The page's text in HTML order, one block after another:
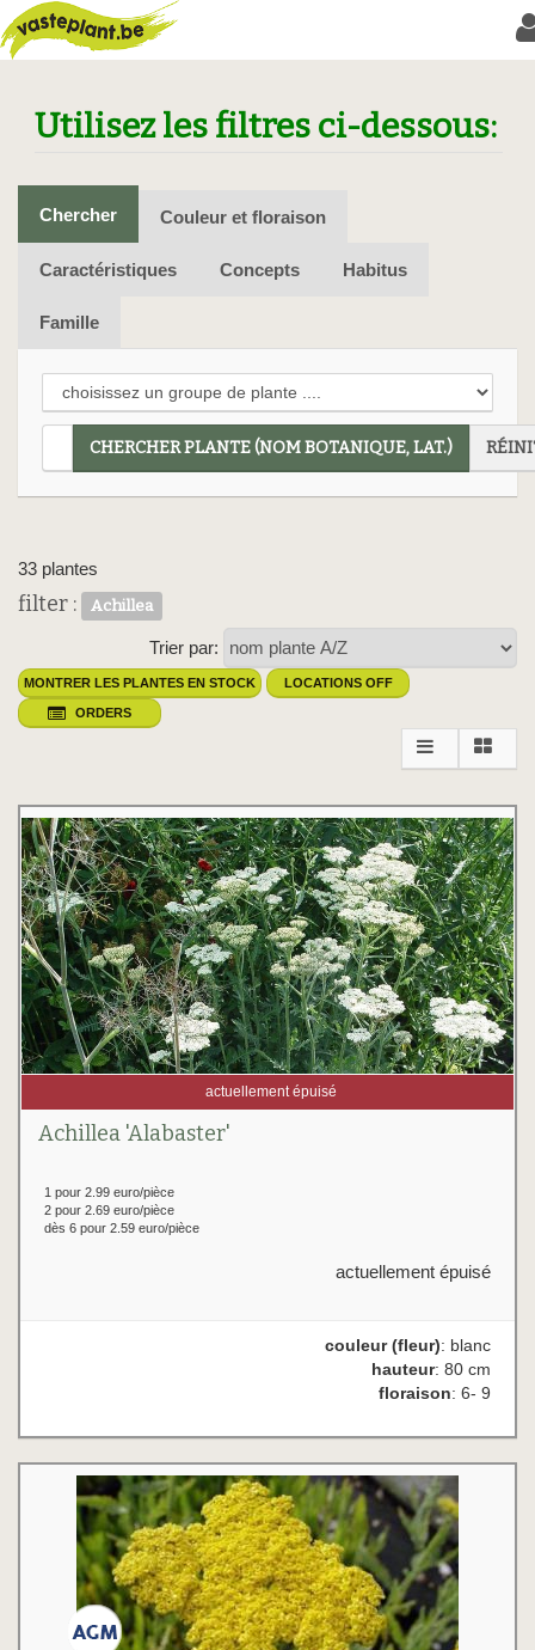
Utilisez les filtres ci-dessous:
Chercher Couleur et floraison
Caractéristiques Concepts Habitus
Famille
CHERCHER PLANTE (NOM BOTANIQUE, LAT.)
33 plantes
filter : Achillea
Trier par:
MONTRER LES PLANTES EN STOCK LOCATIONS OFF
ORDERS
actuellement épuisé
Achillea 'Alabaster'
1 pour 2.99 euro/pièce
2 pour 2.69 euro/pièce
dès 6 pour 2.59 euro/pièce
actuellement épuisé
couleur (fleur): blanc
hauteur: 80 cm
floraison: 6- 9